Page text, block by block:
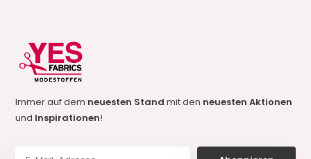
Immer auf dem neuesten Standmit den neuesten Aktionen
und Inspirationen!